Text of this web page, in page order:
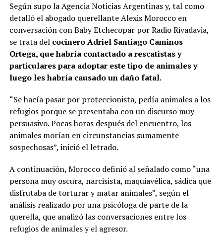
Según supo la Agencia Noticias Argentinas y, tal como
detalló el abogado querellante Alexis Morocco en
conversación con Baby Etchecopar por Radio Rivadavia,
se trata del cocinero Adriel Santiago Caminos
Ortega, que habría contactado a rescatistas y
particulares para adoptar este tipo de animales y
luego les habría causado un daño fatal.
“Se hacía pasar por proteccionista, pedía animales a los
refugios porque se presentaba con un discurso muy
persuasivo. Pocas horas después del encuentro, los
animales morían en circunstancias sumamente
sospechosas”, inició el letrado.
A continuación, Morocco definió al señalado como “una
persona muy oscura, narcisista, maquiavélica, sádica que
disfrutaba de torturar y matar animales”, según el
análisis realizado por una psicóloga de parte de la
querella, que analizó las conversaciones entre los
refugios de animales y el agresor.